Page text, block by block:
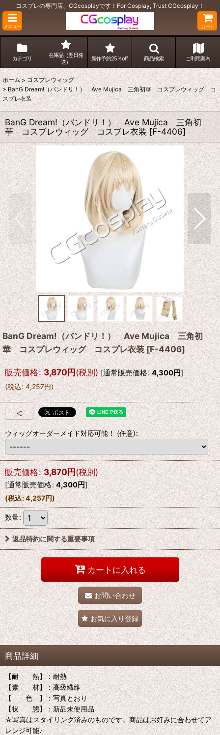
コスプレの専門店、CGcosplayです！For Cosplay, Trust CGcosplay！
メニュー カート
カテゴリ
在庫品（翌日発
送）
新作予約25％off 商品検索 ご利用案内
ホーム > コスプレウィッグ
> BanG Dream!（バンドリ！） Ave Mujica 三角初華 コスプレウィッグ コ
スプレ衣装
BanG Dream!（バンドリ！） Ave Mujica 三角初
華 コスプレウィッグ コスプレ衣装 [F-4406]
BanG Dream!（バンドリ！） Ave Mujica 三角初
華 コスプレウィッグ コスプレ衣装[F-4406]
販売価格: 3,870円(税別) [通常販売価格: 4,300円]
(税込: 4,257円)
ウィッグオーダーメイド対応可能！(任意):
販売価格: 3,870円(税別)
[通常販売価格: 4,300円]
(税込:4,257円)
数量:
返品特約に関する重要事項
カートに入れる
お問い合わせ
お気に入り登録
商品詳細
【耐 熱】：耐熱
【素 材】：高級繊維
【 色 】：写真とおり
【状 態】：新品未使用品
☆写真はスタイリング済みのものです。商品はお好みに合わせてア
レンジ可能♪